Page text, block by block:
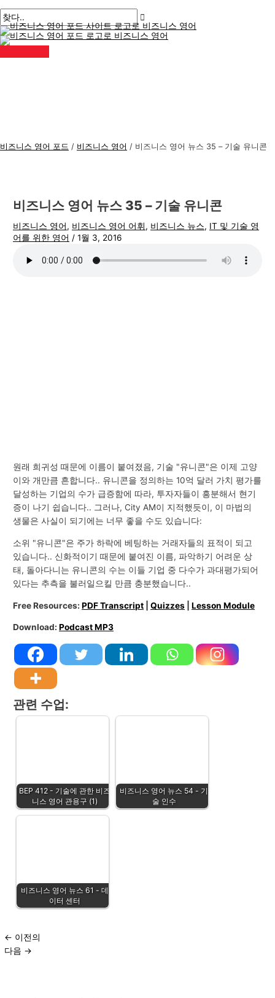
텐
츠
로
건
인
뉴
비즈니스 영어 포드 / 비즈니스 영어 / 비즈니스 영어 뉴스 35 – 기술 유니콘
비즈니스 영어 뉴스 35 – 기술 유니콘
비즈니스 영어, 비즈니스 영어 어휘, 비즈니스 뉴스, IT 및 기술 영
어를 위한 영어 /1월 3, 2016
원래 희귀성 때문에 이름이 붙여졌음, 기술 "유니콘"은 이제 고양
이와 개만큼 흔합니다.. 유니콘을 정의하는 10억 달러 가치 평가를
달성하는 기업의 수가 급증함에 따라, 투자자들이 흥분해서 현기
증이 나기 쉽습니다.. 그러나, City AM이 지적했듯이, 이 마법의
생물은 사실이 되기에는 너무 좋을 수도 있습니다:
소위 "유니콘"은 주가 하락에 베팅하는 거래자들의 표적이 되고
있습니다.. 신화적이기 때문에 붙여진 이름, 파악하기 어려운 상
태, 돌아다니는 유니콘의 수는 이들 기업 중 다수가 과대평가되어
있다는 추측을 불러일으킬 만큼 충분했습니다..
Free Resources:PDF Transcript |Quizzes |Lesson Module
Download:Podcast MP3
관련 수업:
BEP 412 - 기술에 관한 비즈
니스 영어 관용구 (1)
비즈니스 영어 뉴스 54 - 기
술 인수
비즈니스 영어 뉴스 61 - 데
이터 센터
시
물
탐
색
← 이전의
다음 →
기
에
입
력
름
*
메
일
*
비
즈
니
스
검
색
: